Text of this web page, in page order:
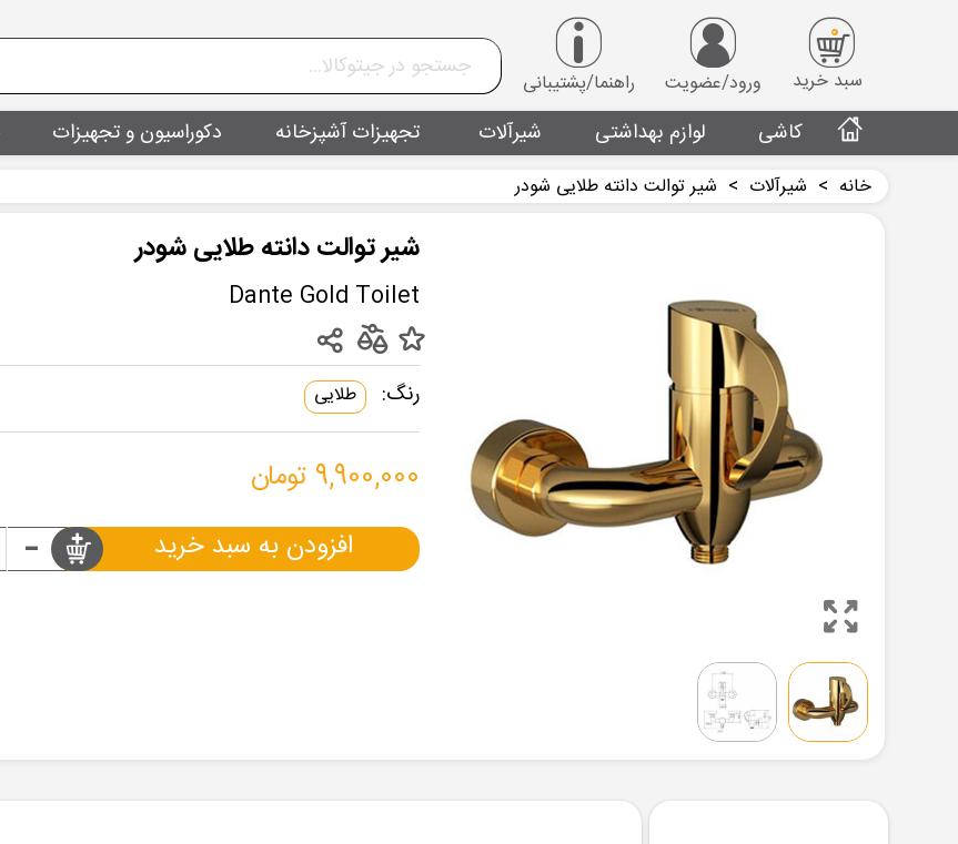
0
سبد خرید
ورود/عضویت راهنما/پشتیبانی
کاشی لوازم بهداشتی شیرآلات تجهیزات آشپزخانه دکوراسیون و تجهیزات
خانه > شیرآلات > شیر توالت دانته طلایی شودر
شیر توالت دانته طلایی شودر
Dante Gold Toilet
رنگ: طلایی
9,900,000 تومان
- افزودن به سبد خرید